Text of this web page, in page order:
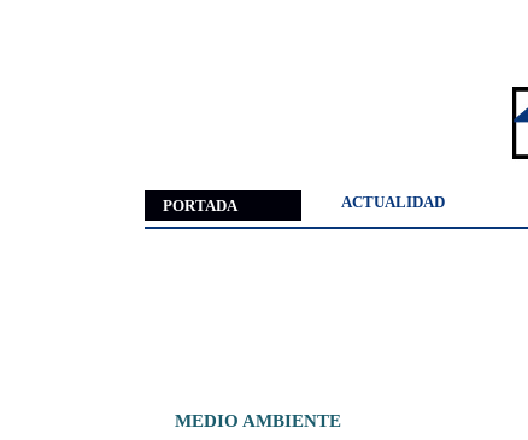
PORTADA ACTUALIDAD
MEDIO AMBIENTE